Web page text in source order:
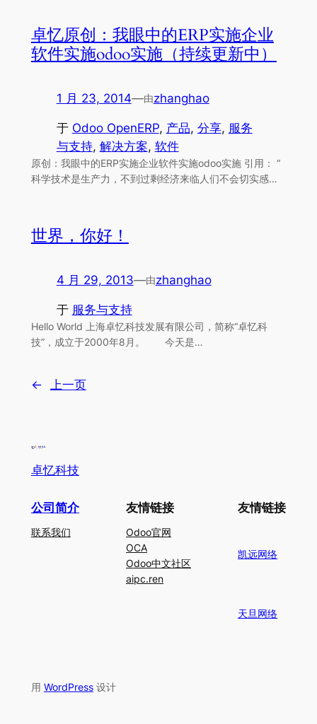
卓忆原创：我眼中的ERP实施企业
软件实施odoo实施（持续更新中）
1 月 23, 2014—由zhanghao
于 Odoo OpenERP, 产品, 分享, 服务
与支持, 解决方案, 软件
原创：我眼中的ERP实施企业软件实施odoo实施 引用： “
科学技术是生产力，不到过剩经济来临人们不会切实感…
世界，你好！
4 月 29, 2013—由zhanghao
于 服务与支持
Hello World 上海卓忆科技发展有限公司，简称“卓忆科
技”，成立于2000年8月。 今天是…
← 上一页
卓忆科技
公司简介
联系我们
友情链接
Odoo官网
OCA
Odoo中文社区
aipc.ren
友情链接
凯远网络
天旦网络
用 WordPress设计